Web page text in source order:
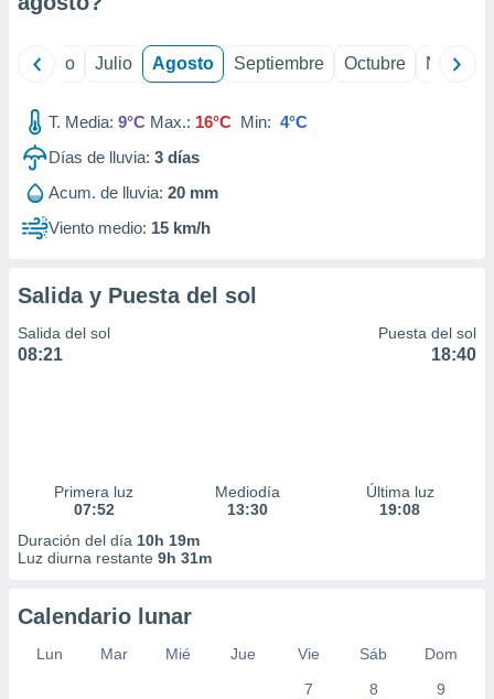
mediante
publicidad
publicidad
1199
Junio Julio Agosto Septiembre Octubre
T. Media: 9°C Max.: 16°C Min: 4°C
Días de lluvia: 3 días
Acum. de lluvia: 20 mm
Viento medio: 15 km/h
Salida y Puesta del sol
Salida del sol
08:21
Puesta del sol
18:40
Primera luz
07:52
Mediodía
13:30
Última luz
19:08
Duración del día 10h 19m
Luz diurna restante 9h 31m
Calendario lunar
Lun Mar Mié Jue Vie Sáb
Dom
7
8 9